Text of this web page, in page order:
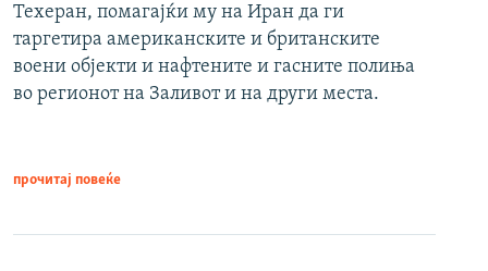
Техеран, помагајќи му на Иран да ги
таргетира американските и британските
воени објекти и нафтените и гасните полиња
во регионот на Заливот и на други места.
прочитај повеќе